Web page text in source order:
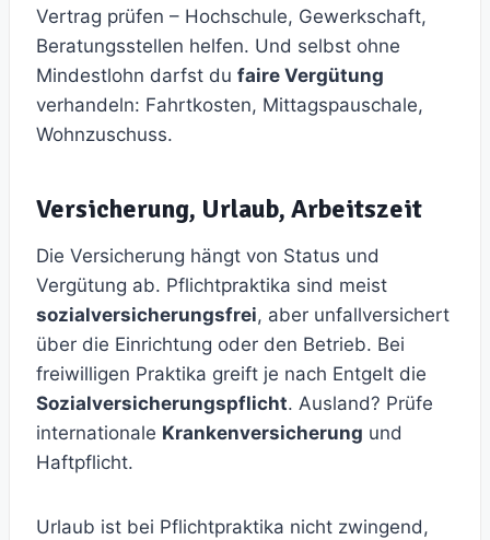
Vertrag prüfen – Hochschule, Gewerkschaft,
Beratungsstellen helfen. Und selbst ohne
Mindestlohn darfst du faire Vergütung
verhandeln: Fahrtkosten, Mittagspauschale,
Wohnzuschuss.
Versicherung, Urlaub, Arbeitszeit
Die Versicherung hängt von Status und
Vergütung ab. Pflichtpraktika sind meist
sozialversicherungsfrei, aber unfallversichert
über die Einrichtung oder den Betrieb. Bei
freiwilligen Praktika greift je nach Entgelt die
Sozialversicherungspflicht. Ausland? Prüfe
internationale Krankenversicherung und
Haftpflicht.
Urlaub ist bei Pflichtpraktika nicht zwingend,